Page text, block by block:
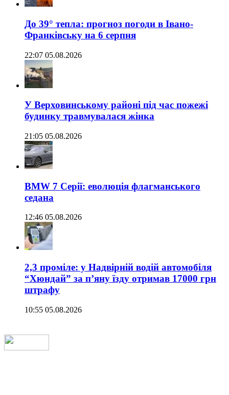
До 39° тепла: прогноз погоди в Івано-
Франківську на 6 серпня
22:07 05.08.2026
У Верховинському районі під час пожежі
будинку травмувалася жінка
21:05 05.08.2026
BMW 7 Серії: еволюція флагманського
седана
12:46 05.08.2026
2,3 проміле: у Надвірній водій автомобіля
“Хюндай” за п’яну їзду отримав 17000 грн
штрафу
10:55 05.08.2026